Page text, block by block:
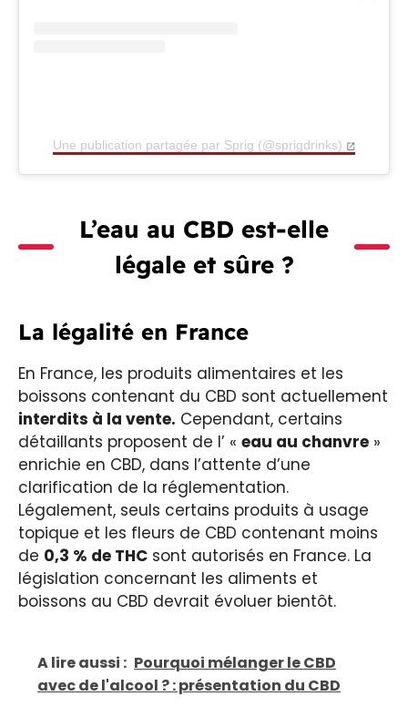
Une publication partagée par Sprig (@sprigdrinks)
L’eau au CBD est-elle
légale et sûre ?
La légalité en France
En France, les produits alimentaires et les
boissons contenant du CBD sont actuellement
interdits à la vente. Cependant, certains
détaillants proposent de l’ « eau au chanvre »
enrichie en CBD, dans l’attente d’une
clarification de la réglementation.
Légalement, seuls certains produits à usage
topique et les fleurs de CBD contenant moins
de 0,3 % de THC sont autorisés en France. La
législation concernant les aliments et
boissons au CBD devrait évoluer bientôt.
A lire aussi : Pourquoi mélanger le CBD
avec de l'alcool ? : présentation du CBD